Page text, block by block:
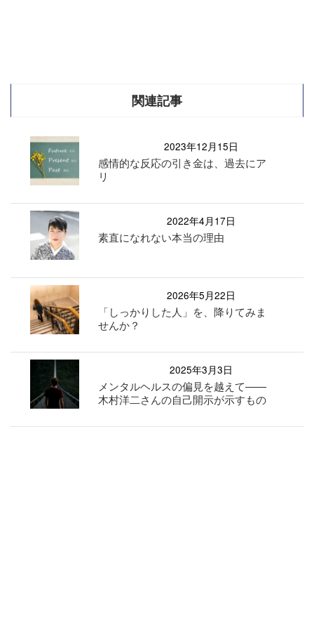
関連記事
2023年12月15日
感情的な反応の引き金は、過去にア
リ
2022年4月17日
素直になれない本当の理由
2026年5月22日
「しっかりした人」を、降りてみま
せんか？
2025年3月3日
メンタルヘルスの偏見を越えて——
木村洋二さんの自己開示が示すもの